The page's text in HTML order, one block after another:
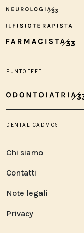
Chi siamo
Contatti
Note legali
Privacy